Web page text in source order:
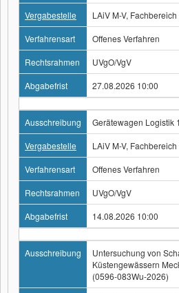
Vergabestelle
LAiV M-V, Fachbereich
Verfahrensart
Offenes Verfahren
Rechtsrahmen
UVgO/VgV
Abgabefrist
27.08.2026 10:00
Ausschreibung
Gerätewagen Logistik
Vergabestelle
LAiV M-V, Fachbereich
Verfahrensart
Offenes Verfahren
Rechtsrahmen
UVgO/VgV
Abgabefrist
14.08.2026 10:00
Ausschreibung
Untersuchung von
Küstengewässern
(0596-083Wu-2026)